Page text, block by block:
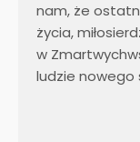
nam, że
życia,
w
ludzie nowego